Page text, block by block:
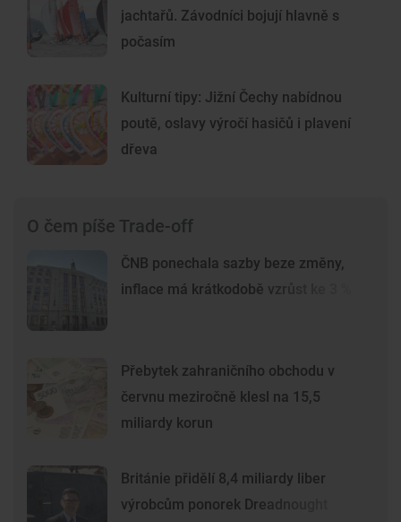
jachtařů. Závodníci bojují hlavně s
počasím
Kulturní tipy: Jižní Čechy nabídnou
poutě, oslavy výročí hasičů i plavení
dřeva
O čem píše Trade-off
ČNB ponechala sazby beze změny,
inflace má krátkodobě vzrůst ke 3 %
Přebytek zahraničního obchodu v
červnu meziročně klesl na 15,5
miliardy korun
Británie přidělí 8,4 miliardy liber
výrobcům ponorek Dreadnought